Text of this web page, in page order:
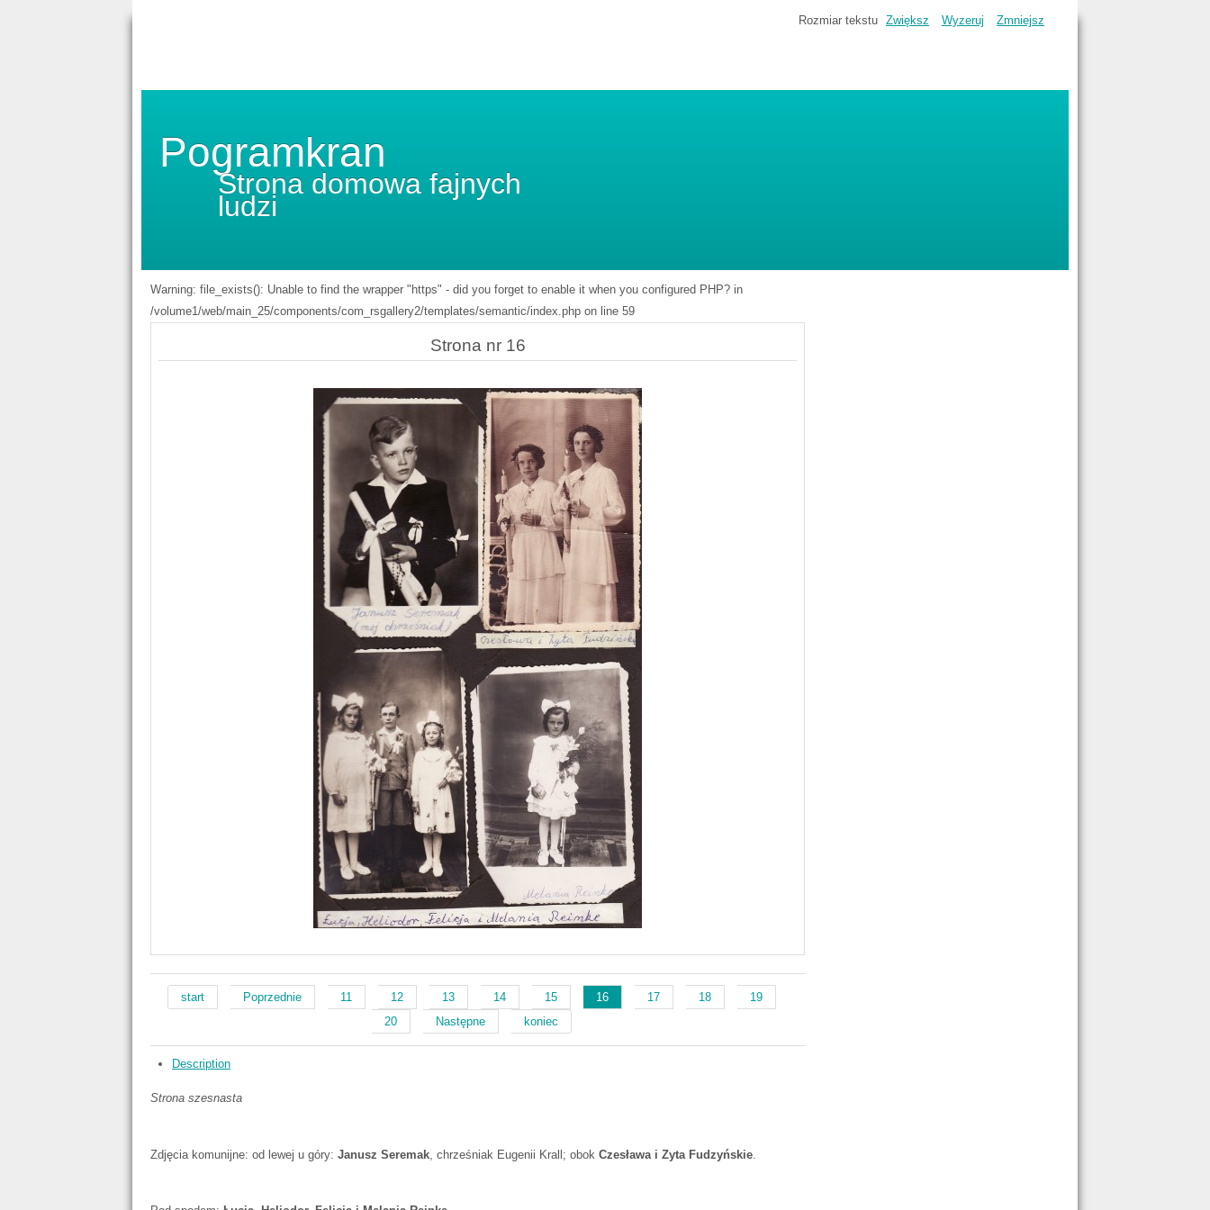
Pogramkran
Strona domowa fajnych
ludzi
Rozmiar tekstu Zwiększ Wyzeruj Zmniejsz
Warning: file_exists(): Unable to find the wrapper "https" - did you forget to enable it when you configured PHP? in
/volume1/web/main_25/components/com_rsgallery2/templates/semantic/index.php on line 59
Strona nr 16
start Poprzednie 11 12 13 14 15 16 17 18
19
20
Następne koniec
Description
Strona szesnasta
Zdjęcia komunijne: od lewej u góry: Janusz Seremak , chrześniak Eugenii Krall; obok Czesława i Zyta Fudzyńskie